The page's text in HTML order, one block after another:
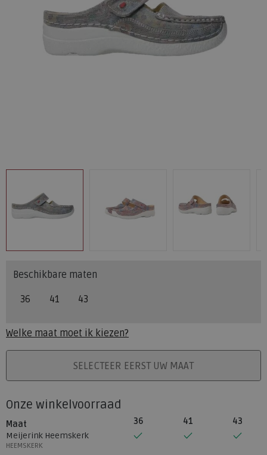
Beschikbare maten
36 41 43
Welke maat moet ik kiezen?
PLAATS IN WINKELMANDSELECTEER EERST UW MAAT
Onze winkelvoorraad
Maat 36 41
43
Meijerink Heemskerk
HEEMSKERK